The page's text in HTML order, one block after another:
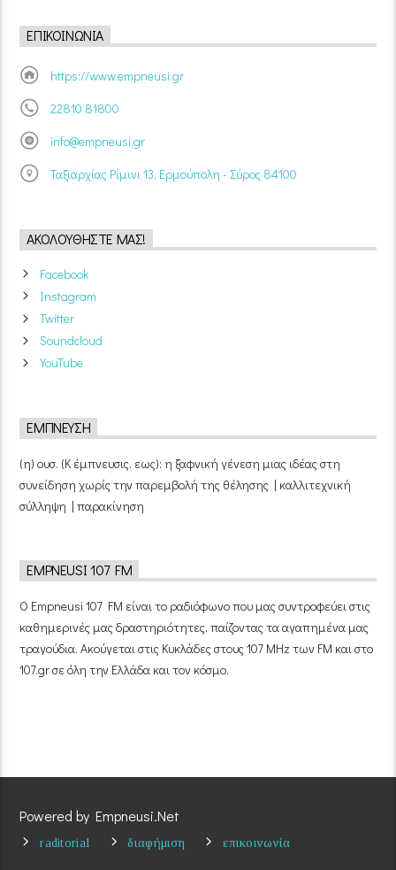
ΕΠΙΚΟΙΝΩΝΊΑ
https://www.empneusi.gr
22810 81800
info@empneusi.gr
Ταξιαρχίας Ρίμινι 13, Ερμούπολη - Σύρος 84100
ΑΚΟΛΟΥΘΉΣΤΕ ΜΑΣ!
Facebook
Instagram
Twitter
Soundcloud
YouTube
ΈΜΠΝΕΥΣΗ
(η) ουσ. (Κ έμπνευσις, εως): η ξαφνική γένεση μιας ιδέας στη
συνείδηση χωρίς την παρεμβολή της θέλησης | καλλιτεχνική
σύλληψη | παρακίνηση
EMPNEUSI 107 FM
Ο Empneusi 107 FM είναι το ραδιόφωνο που μας συντροφεύει στις
καθημερινές μας δραστηριότητες, παίζοντας τα αγαπημένα μας
τραγούδια. Ακούγεται στις Κυκλάδες στους 107 MHz των FM και στο
107.gr σε όλη την Ελλάδα και τον κόσμο.
Powered by Empneusi.Net
raditorial διαφήμιση επικοινωνία